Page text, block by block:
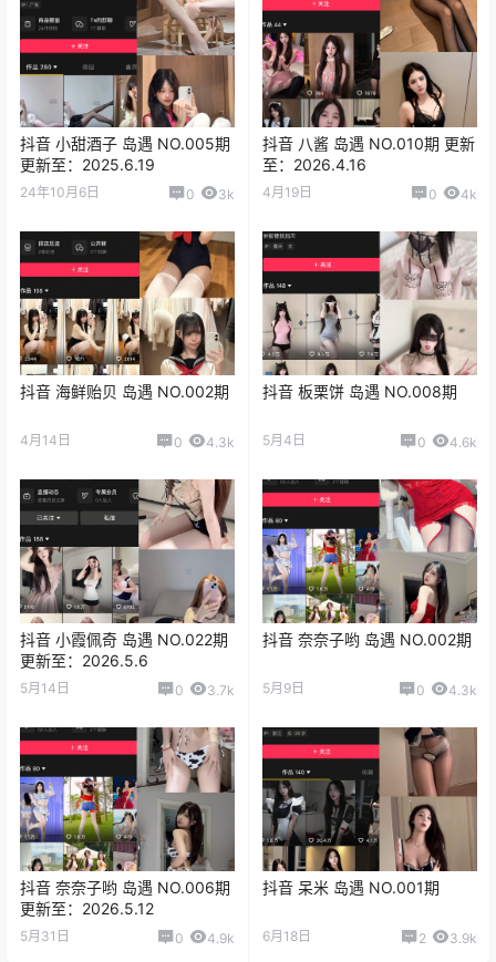
抖音 小甜酒子 岛遇 NO.005期
更新至：2025.6.19
24年10月6日 0 3k
抖音 八酱 岛遇 NO.010期 更新
至：2026.4.16
4月19日 0 4k
抖音 海鲜贻贝 岛遇 NO.002期
4月14日 0 4.3k
抖音 板栗饼 岛遇 NO.008期
5月4日 0 4.6k
抖音 小霞佩奇 岛遇 NO.022期
更新至：2026.5.6
5月14日 0 3.7k
抖音 奈奈子哟 岛遇 NO.002期
5月9日 0 4.3k
抖音 奈奈子哟 岛遇 NO.006期
更新至：2026.5.12
5月31日 0 4.9k
抖音 呆米 岛遇 NO.001期
6月18日 2 3.9k